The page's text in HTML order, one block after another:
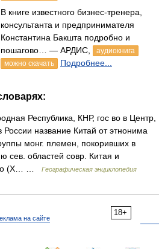
В книге известного бизнес-тренера,
консультанта и предпринимателя
Константина Бакшта подробно и
пошагово… — АРДИС,
аудиокнига
можно скачать
Подробнее...
Республика, КНР, гос во в Центр,
России название Китай от этнонима
монг. племен, покоривших в
сев. областей совр. Китая и
(X… …
Географическая энциклопедия
18+
на сайте